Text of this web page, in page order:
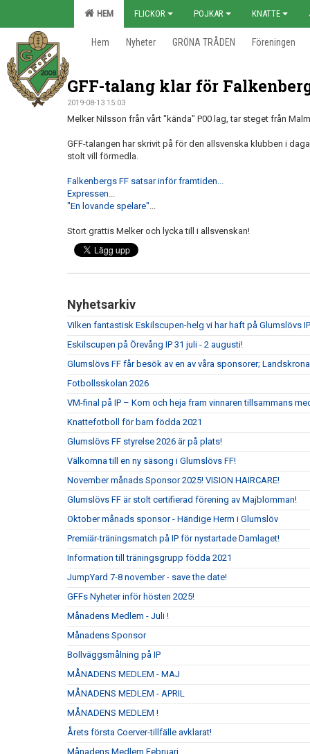
HEM FLICKOR POJKAR KNATTE
Hem Nyheter GRÖNA TRÅDEN Föreningen
GFF-talang klar för
2019-08-13 15:03
Melker Nilsson från vårt "kända" P00 lag, tar steget från
GFF-talangen har skrivit på för den allsvenska klubben i
stolt vill förmedla.
Falkenbergs FF satsar inför framtiden...
Expressen...
"En lovande spelare"...
Stort grattis Melker och lycka till i allsvenskan!
Nyhetsarkiv
Vilken fantastisk Eskilscupen-helg vi har haft på Glumslövs
Eskilscupen på Örevång IP 31 juli - 2 augusti!
Glumslövs FF får besök av en av våra sponsorer;
Fotbollsskolan 2026
VM-final på IP – Kom och heja fram vinnaren tillsammans
Knattefotboll för barn födda 2021
Glumslövs FF styrelse 2026 är på plats!
Välkomna till en ny säsong i Glumslövs FF!
November månads Sponsor 2025! VISION HAIRCARE!
Glumslövs FF är stolt certifierad förening av Majblomman!
Oktober månads sponsor - Händige Herrn i Glumslöv
Premiär-träningsmatch på IP för nystartade Damlaget!
Information till träningsgrupp födda 2021
JumpYard 7-8 november - save the date!
GFFs Nyheter inför hösten 2025!
Månadens Medlem - Juli !
Månadens Sponsor
Bollväggsmålning på IP
MÅNADENS MEDLEM - MAJ
MÅNADENS MEDLEM - APRIL
MÅNADENS MEDLEM !
Årets första Coerver-tillfälle avklarat!
Månadens Medlem Februari